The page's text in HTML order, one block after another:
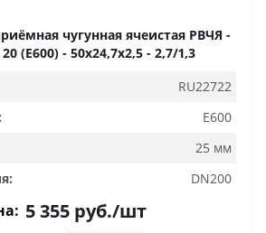
чугунная ячеистая РВЧЯ -
(E600) - 50x24,7x2,5 - 2,7/1,3
RU22722
E600
25 мм
DN200
5 355 руб./шт